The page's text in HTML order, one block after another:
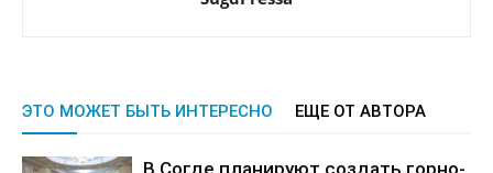
ЭТО МОЖЕТ БЫТЬ ИНТЕРЕСНО ЕЩЕ ОТ АВТОРА